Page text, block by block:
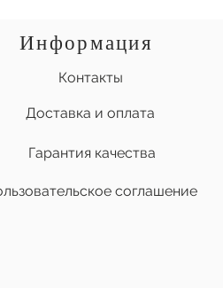
Информация
Контакты
Доставка и оплата
Гарантия качества
соглашение